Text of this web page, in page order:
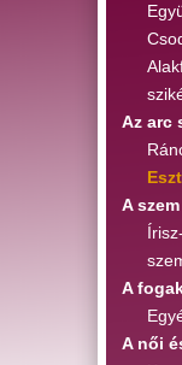
Az arc
A
A
A női